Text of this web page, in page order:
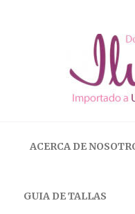
ACERCA DE
GUIA DE TALLAS